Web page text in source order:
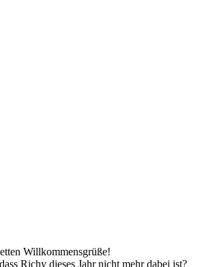
Willkommensgrüße!
Richy dieses Jahr nicht mehr dabei ist?